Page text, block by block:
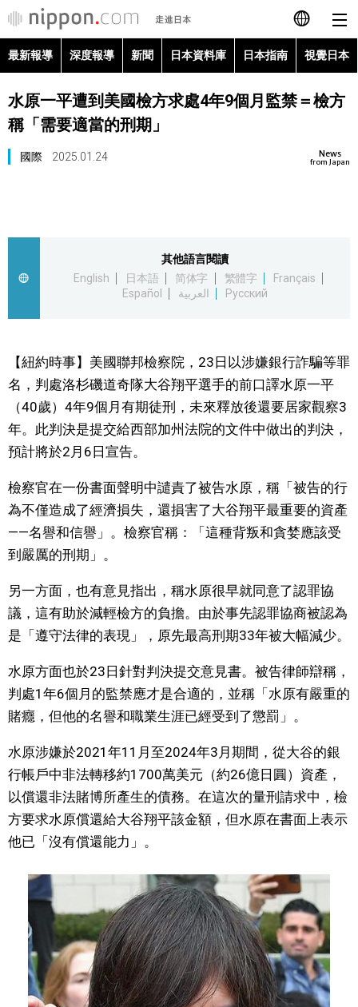
日本語
English
最新報導
視覺日本
臺灣香港
人物訪談
日本入門
政治外交
財經
文化
科學技術
生活
運動
娛樂
教育
official SNS
最新報導 深度報導 新聞 日本資料庫 日本指南 視覺日本
水原一平遭到美國檢方求處4年9個月監禁＝檢方
稱「需要適當的刑期」
News
from Japan
國際 2025.01.24
其他語言閱讀
English
日本語 简体字 繁體字
Français
Español
العربية Русский
【紐約時事】美國聯邦檢察院，23日以涉嫌銀行詐騙等罪
名，判處洛杉磯道奇隊大谷翔平選手的前口譯水原一平
（40歲）4年9個月有期徒刑，未來釋放後還要居家觀察3
年。此判決是提交給西部加州法院的文件中做出的判決，
預計將於2月6日宣告。
檢察官在一份書面聲明中譴責了被告水原，稱「被告的行
為不僅造成了經濟損失，還損害了大谷翔平最重要的資產
——名譽和信譽」。檢察官稱：「這種背叛和貪婪應該受
到嚴厲的刑期」。
另一方面，也有意見指出，稱水原很早就同意了認罪協
議，這有助於減輕檢方的負擔。由於事先認罪協商被認為
是「遵守法律的表現」，原先最高刑期33年被大幅減少。
水原方面也於23日針對判決提交意見書。被告律師辯稱，
判處1年6個月的監禁應才是合適的，並稱「水原有嚴重的
賭癮，但他的名譽和職業生涯已經受到了懲罰」。
水原涉嫌於2021年11月至2024年3月期間，從大谷的銀
行帳戶中非法轉移約1700萬美元（約26億日圓）資產，
以償還非法賭博所產生的債務。在這次的量刑請求中，檢
方要求水原償還給大谷翔平該金額，但水原在書面上表示
他已「沒有償還能力」。